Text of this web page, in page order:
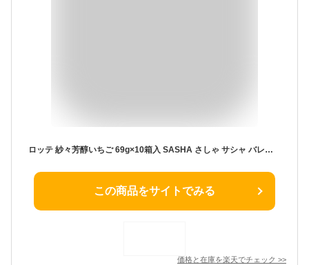
ロッテ 紗々芳醇いちご 69g×10箱入 SASHA さしゃ サシャ バレンタイン チョコ イチゴチョコ トッピング まとめ買い 【心ばかりですが…クーポンつきます☆】
この商品をサイトでみる
価格と在庫を楽天でチェック >>